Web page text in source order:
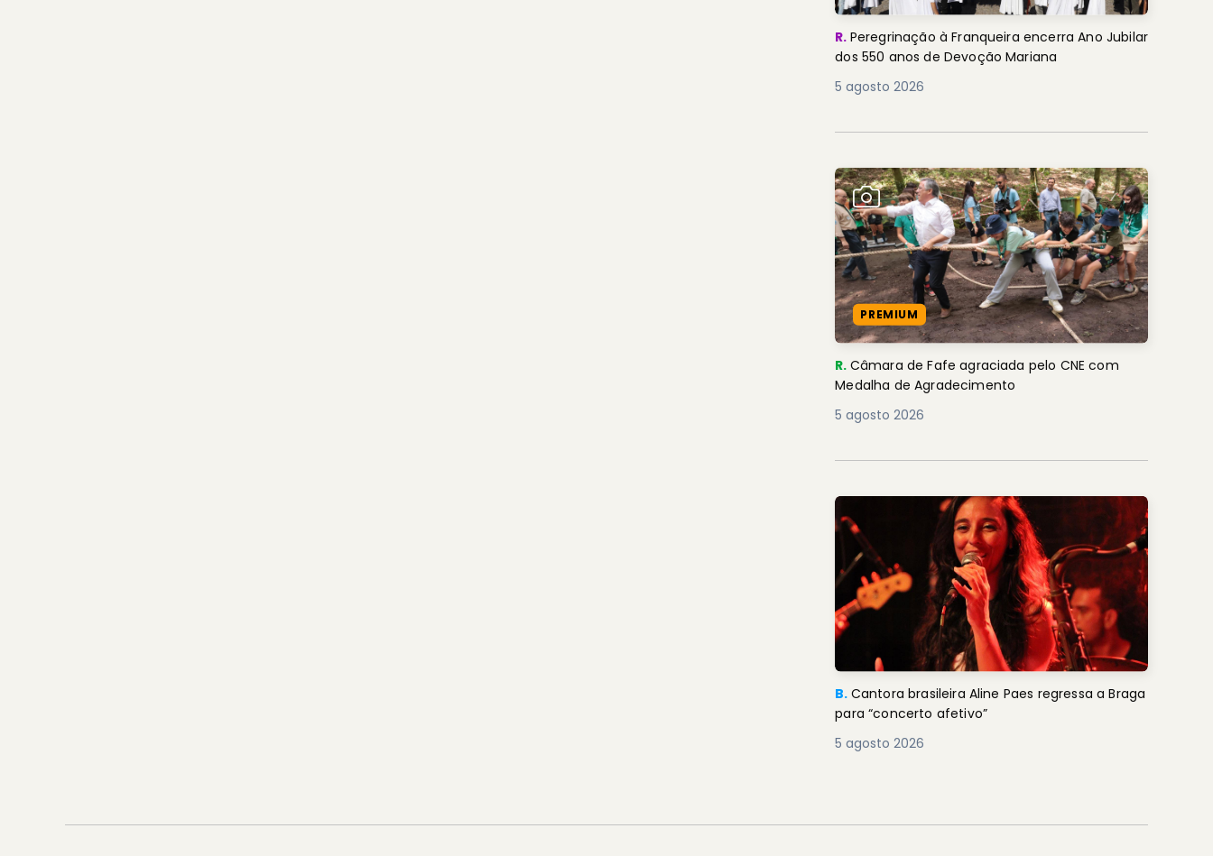
R. Peregrinação à Franqueira encerra Ano Jubilar
dos 550 anos de Devoção Mariana
5 agosto 2026
PREMIUM
R. Câmara de Fafe agraciada pelo CNE com
Medalha de Agradecimento
5 agosto 2026
B. Cantora brasileira Aline Paes regressa a Braga
para “concerto afetivo”
5 agosto 2026